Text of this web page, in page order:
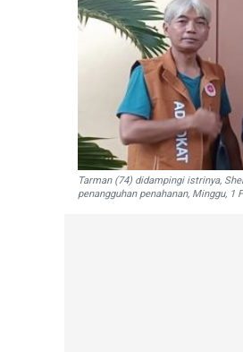
Tarman (74) didampingi istrinya,
penangguhan penahanan, Minggu, 1